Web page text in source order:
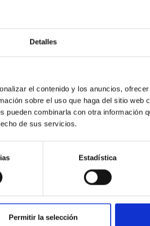
Detalles
el contenido y los anuncios,
sobre el uso que haga del sitio web
pueden combinarla con otra información
de sus servicios.
Estadística
Permitir la selección
IAC PORTAL
Sitemap